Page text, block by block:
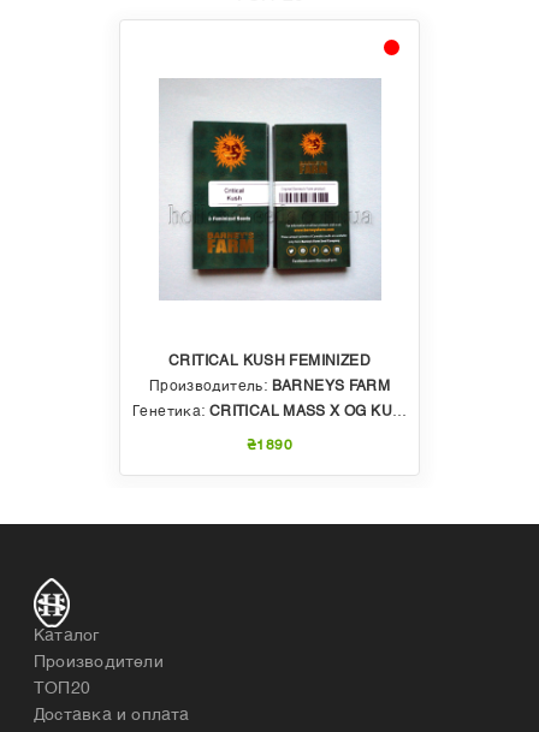
CRITICAL KUSH FEMINIZED
Производитель: BARNEYS FARM
Генетика: CRITICAL MASS X OG KUSH
₴1890
Каталог
Производители
ТОП20
Доставка и оплата